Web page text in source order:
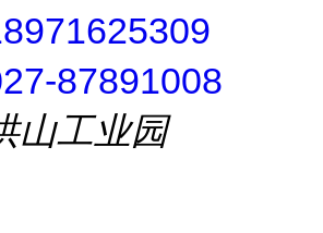
87891008
山工业园